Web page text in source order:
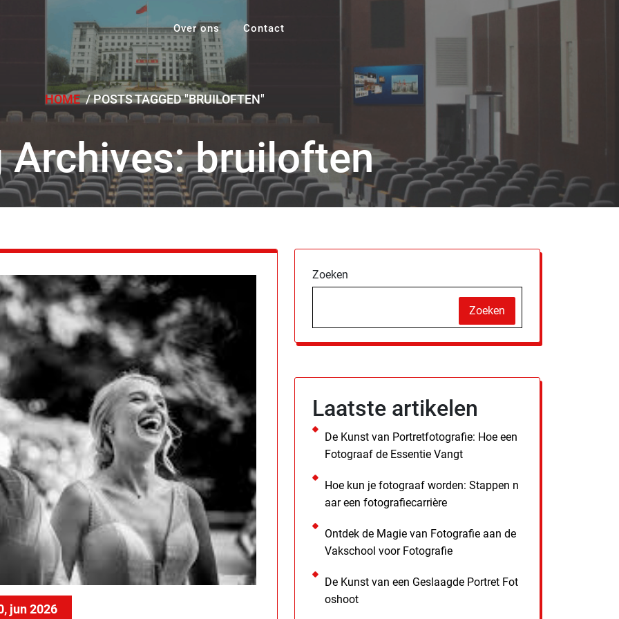
Over ons Contact
HOME/POSTS TAGGED "BRUILOFTEN"
Archives: bruiloften
jun 2026
Zoeken
Zoeken
Laatste artikelen
De Kunst van Portretfotografie: Hoe een
Fotograaf de Essentie Vangt
Hoe kun je fotograaf worden: Stappen n
aar een fotografiecarrière
Ontdek de Magie van Fotografie aan de
Vakschool voor Fotografie
De Kunst van een Geslaagde Portret Fot
oshoot